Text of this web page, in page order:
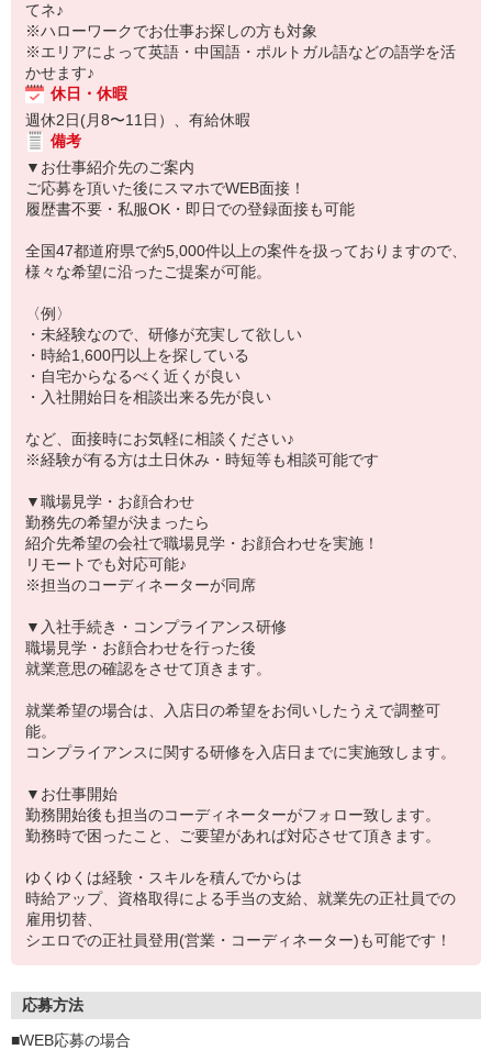
てネ♪
※ハローワークでお仕事お探しの方も対象
※エリアによって英語・中国語・ポルトガル語などの語学を活
かせます♪
休日・休暇
週休2日(月8〜11日）、有給休暇
備考
▼お仕事紹介先のご案内
ご応募を頂いた後にスマホでWEB面接！
履歴書不要・私服OK・即日での登録面接も可能
全国47都道府県で約5,000件以上の案件を扱っておりますので、
様々な希望に沿ったご提案が可能。
〈例〉
・未経験なので、研修が充実して欲しい
・時給1,600円以上を探している
・自宅からなるべく近くが良い
・入社開始日を相談出来る先が良い
など、面接時にお気軽に相談ください♪
※経験が有る方は土日休み・時短等も相談可能です
▼職場見学・お顔合わせ
勤務先の希望が決まったら
紹介先希望の会社で職場見学・お顔合わせを実施！
リモートでも対応可能♪
※担当のコーディネーターが同席
▼入社手続き・コンプライアンス研修
職場見学・お顔合わせを行った後
就業意思の確認をさせて頂きます。
就業希望の場合は、入店日の希望をお伺いしたうえで調整可
能。
コンプライアンスに関する研修を入店日までに実施致します。
▼お仕事開始
勤務開始後も担当のコーディネーターがフォロー致します。
勤務時で困ったこと、ご要望があれば対応させて頂きます。
ゆくゆくは経験・スキルを積んでからは
時給アップ、資格取得による手当の支給、就業先の正社員での
雇用切替、
シエロでの正社員登用(営業・コーディネーター)も可能です！
応募方法
■WEB応募の場合